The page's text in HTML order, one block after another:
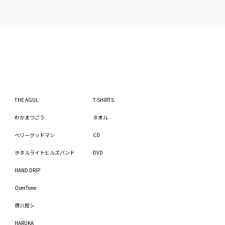
THE AGUL
わかまつごう
ベリーグッドマン
ホタルライトヒルズバンド
HAND DRIP
OverTone
夜ハ短シ
HARUKA
T-SHIRTS
タオル
CD
DVD